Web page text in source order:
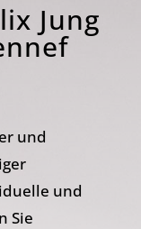
Jung
und
und
Sie